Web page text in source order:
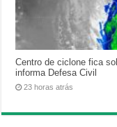
Centro de ciclone fica
informa Defesa Civil
23 horas atrás